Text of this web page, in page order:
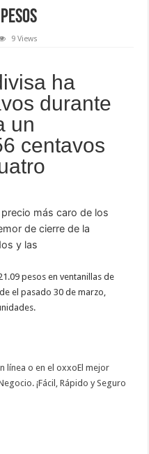
9 Views
ha
durante
un
centavos
más caro de los
de cierre de la
y las
pesos en ventanillas de
el pasado 30 de marzo,
línea o en el oxxoEl mejor
¡Fácil, Rápido y Seguro